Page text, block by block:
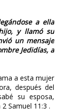
a ella
y llamó su
un mensaje
Jedidías, a
a esta mujer
después del
su esposa,
Samuel 11:3 .